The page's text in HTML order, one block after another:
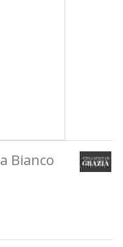
Bianco